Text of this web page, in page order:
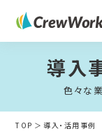
導入
色々な
TOP 導入・活用事例